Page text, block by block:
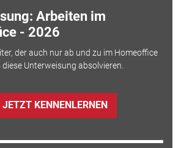
Arbeiten im
- 2026
der auch nur ab und zu im Homeoffice
Unterweisung absolvieren.
JETZT KENNENLERNEN